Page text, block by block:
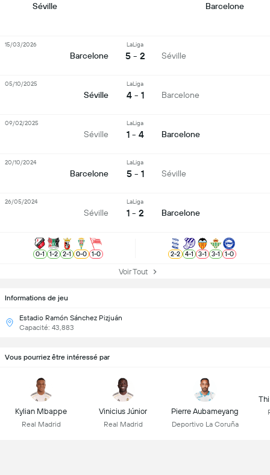
Informations de jeu
Estadio Ramón Sánchez Pizjuán
Capacité: 43,883
Séville Barcelone
Barcelone
LaLiga
5 - 2 Séville
15/03/2026
Séville
LaLiga
4 - 1 Barcelone
05/10/2025
Séville
LaLiga
1 - 4 Barcelone
09/02/2025
Barcelone
LaLiga
5 - 1 Séville
20/10/2024
Séville
LaLiga
1 - 2 Barcelone
26/05/2024
0-1 1-2 2-1 0-0 1-0 2-2 4-1 3-1 3-1 1-0
Voir Tout
Vous pourriez être intéressé par
Kylian Mbappe
Real Madrid
Vinicius Júnior
Real Madrid
Pierre Aubameyang
Deportivo La Coruña